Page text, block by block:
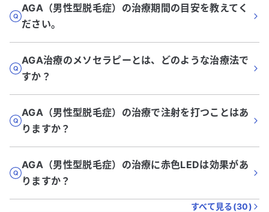
AGA（男性型脱毛症）の治療期間の目安を教えてく
ださい。
AGA治療のメソセラピーとは、どのような治療法で
すか？
AGA（男性型脱毛症）の治療で注射を打つことはあ
りますか？
AGA（男性型脱毛症）の治療に赤色LEDは効果があ
りますか？
すべて見る(30)